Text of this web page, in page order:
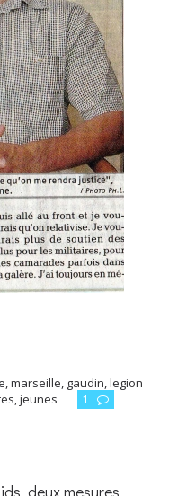
,marseille, gaudin,legion
,jeunes 1